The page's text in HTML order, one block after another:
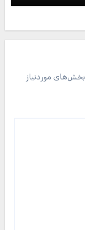
بخش‌های موردنیاز